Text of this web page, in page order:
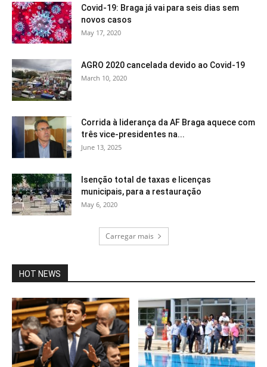
Covid-19: Braga já vai para seis dias sem
novos casos
May 17, 2020
AGRO 2020 cancelada devido ao Covid-19
March 10, 2020
Corrida à liderança da AF Braga aquece com
três vice-presidentes na...
June 13, 2025
Isenção total de taxas e licenças
municipais, para a restauração
May 6, 2020
Carregar mais
HOT NEWS